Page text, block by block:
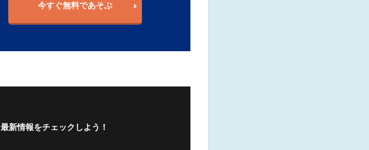
今すぐ無料であそぶ
最新情報をチェックしよう！